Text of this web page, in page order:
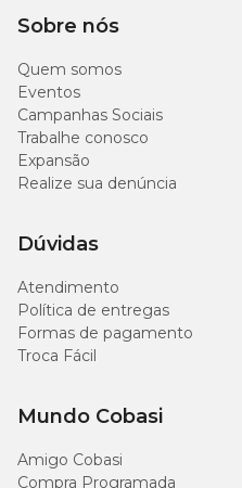
Sobre nós
Quem somos
Eventos
Campanhas Sociais
Trabalhe conosco
Expansão
Realize sua denúncia
Dúvidas
Atendimento
Política de entregas
Formas de pagamento
Troca Fácil
Mundo Cobasi
Amigo Cobasi
Compra Programada